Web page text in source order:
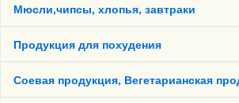
Мюсли,чипсы, хлопья, завтраки
Продукция для похудения
Соевая продукция, Вегетарианская